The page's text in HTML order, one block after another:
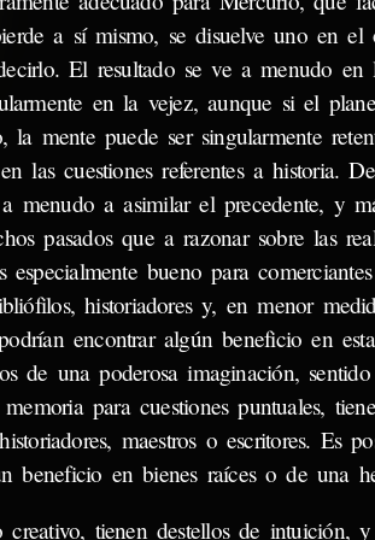
a sí mismo, se disuelve uno en el
El resultado se ve a menudo en
en la vejez, aunque si el
la mente puede ser singularmente
las cuestiones referentes a historia.
menudo a asimilar el precedente, y
pasados que a razonar sobre las
especialmente bueno para
historiadores y, en menor
encontrar algún beneficio en esta
de una poderosa imaginación,
para cuestiones puntuales,
maestros o escritores. Es
beneficio en bienes raíces o de una
creativo, tienen destellos de intuición, y